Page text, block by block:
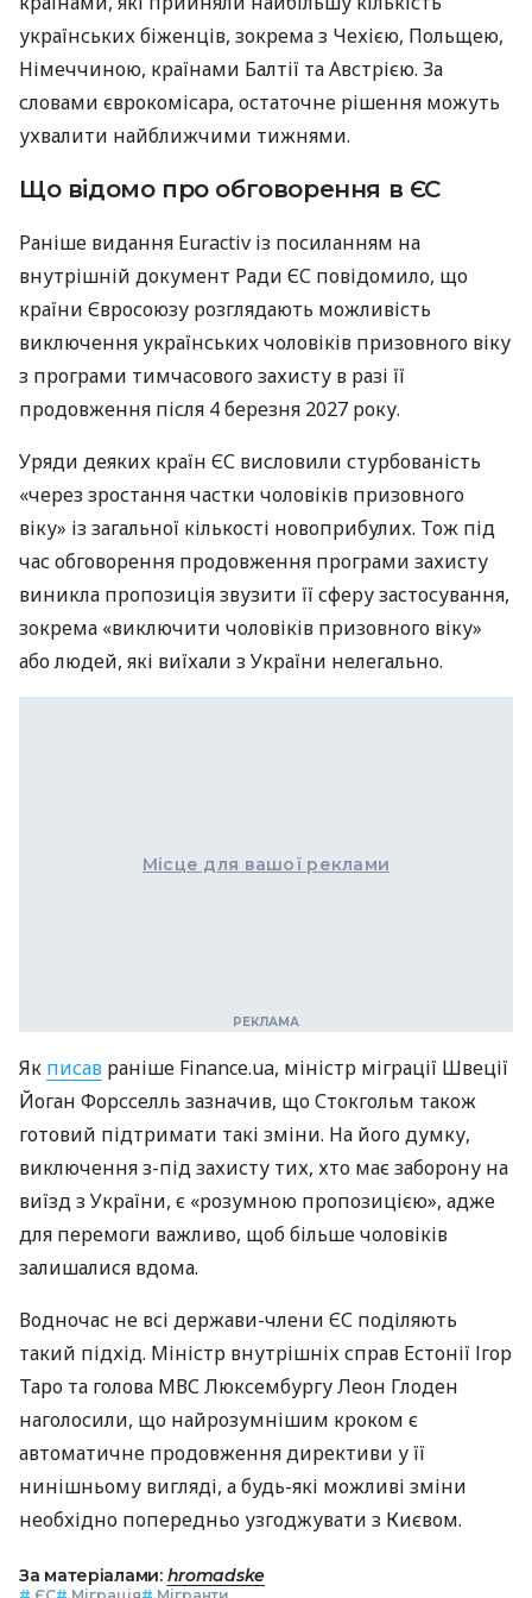
українських біженців, зокрема з Чехією, Польщею,
Німеччиною, країнами Балтії та Австрією. За
словами єврокомісара, остаточне рішення можуть
ухвалити найближчими тижнями.
Що відомо про обговорення в ЄС
Раніше видання Euractiv із посиланням на
внутрішній документ Ради ЄС повідомило, що
країни Євросоюзу розглядають можливість
виключення українських чоловіків призовного віку
з програми тимчасового захисту в разі її
продовження після 4 березня 2027 року.
Уряди деяких країн ЄС висловили стурбованість
«через зростання частки чоловіків призовного
віку» із загальної кількості новоприбулих. Тож під
час обговорення продовження програми захисту
виникла пропозиція звузити її сферу застосування,
зокрема «виключити чоловіків призовного віку»
або людей, які виїхали з України нелегально.
Місце для вашої реклами
Як писав раніше Finance.ua, міністр міграції Швеції
Йоган Форсселль зазначив, що Стокгольм також
готовий підтримати такі зміни. На його думку,
виключення з-під захисту тих, хто має заборону на
виїзд з України, є «розумною пропозицією», адже
для перемоги важливо, щоб більше чоловіків
залишалися вдома.
Водночас не всі держави-члени ЄС поділяють
такий підхід. Міністр внутрішніх справ Естонії Ігор
Таро та голова МВС Люксембургу Леон Глоден
наголосили, що найрозумнішим кроком є
автоматичне продовження директиви у її
нинішньому вигляді, а будь-які можливі зміни
необхідно попередньо узгоджувати з Києвом.
За матеріалами: hromadske